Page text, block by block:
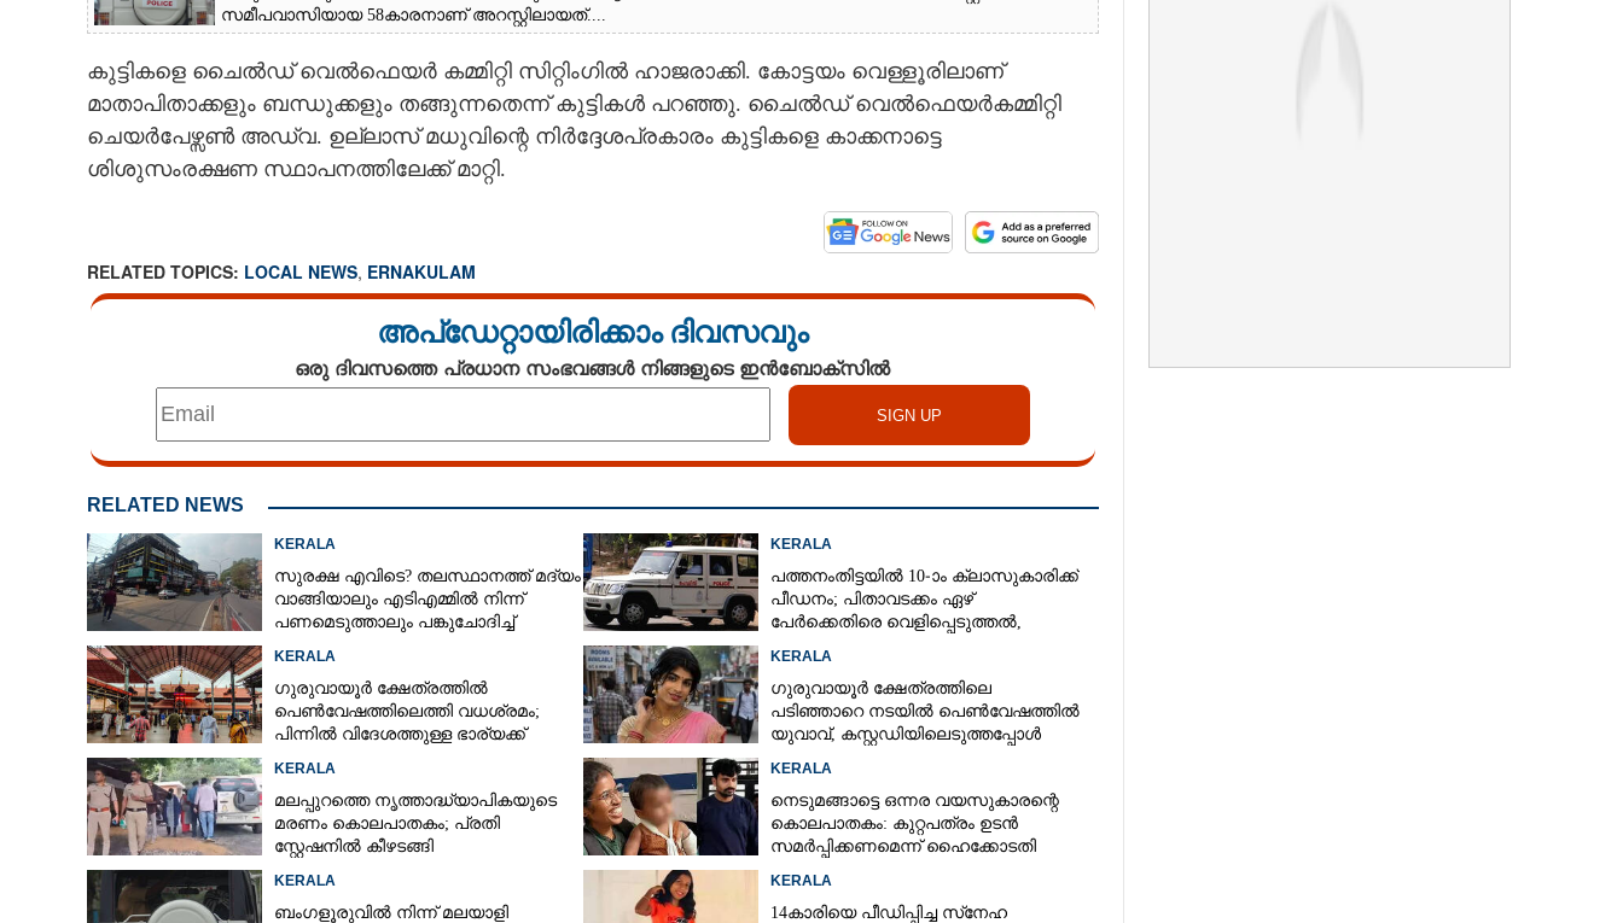
സമീപവാസിയായ 58കാരനാണ് അറസ്റ്റിലായത്....
കുട്ടികളെ ചൈൽഡ് വെൽഫെയർ കമ്മിറ്റി സിറ്റിംഗിൽ ഹാജരാക്കി. കോട്ടയം വെള്ളൂരിലാണ്
മാതാപിതാക്കളും ബന്ധുക്കളും തങ്ങുന്നതെന്ന് കുട്ടികൾ പറഞ്ഞു. ചൈൽഡ് വെൽഫെയർകമ്മിറ്റി
ചെയർപേഴ്സൺ അഡ്വ. ഉല്ലാസ് മധുവിന്റെ നിർദ്ദേശപ്രകാരം കുട്ടികളെ കാക്കനാട്ടെ
ശിശുസംരക്ഷണ സ്ഥാപനത്തിലേക്ക് മാറ്റി.
RELATED TOPICS: LOCAL NEWS, ERNAKULAM
അപ്ഡേറ്റായിരിക്കാം ദിവസവും
ഒരു ദിവസത്തെ പ്രധാന സംഭവങ്ങൾ നിങ്ങളുടെ ഇൻബോക്സിൽ
RELATED NEWS
KERALA
സുരക്ഷ എവിടെ?​ തലസ്ഥാനത്ത് മദ്യം
വാങ്ങിയാലും എടിഎമ്മിൽ നിന്ന്
പണമെടുത്താലും പങ്കുചോദിച്ച്
KERALA
പത്തനംതിട്ടയിൽ 10-ാം ക്ലാസുകാരിക്ക്
പീഡനം; പിതാവടക്കം ഏഴ്
പേർക്കെതിരെ വെളിപ്പെടുത്തൽ,
KERALA
ഗുരുവായൂർ ക്ഷേത്രത്തിൽ
പെൺവേഷത്തിലെത്തി വധശ്രമം;
പിന്നിൽ വിദേശത്തുള്ള ഭാര്യക്ക്
KERALA
ഗുരുവായൂർ ക്ഷേത്രത്തിലെ
പടിഞ്ഞാറെ നടയിൽ പെൺവേഷത്തിൽ
യുവാവ്,​ കസ്റ്റഡിയിലെടുത്തപ്പോൾ
KERALA
മലപ്പുറത്തെ നൃത്താദ്ധ്യാപികയുടെ
മരണം കൊലപാതകം; പ്രതി
സ്റ്റേഷനിൽ കീഴടങ്ങി
KERALA
നെടുമങ്ങാട്ടെ ഒന്നര വയസുകാരന്റെ
കൊലപാതകം: കുറ്റപത്രം ഉടൻ
സമർപ്പിക്കണമെന്ന് ഹൈക്കോടതി
KERALA
ബംഗളൂരുവിൽ നിന്ന് മലയാളി
KERALA
14കാരിയെ പീഡിപ്പിച്ച സ്‌നേഹ